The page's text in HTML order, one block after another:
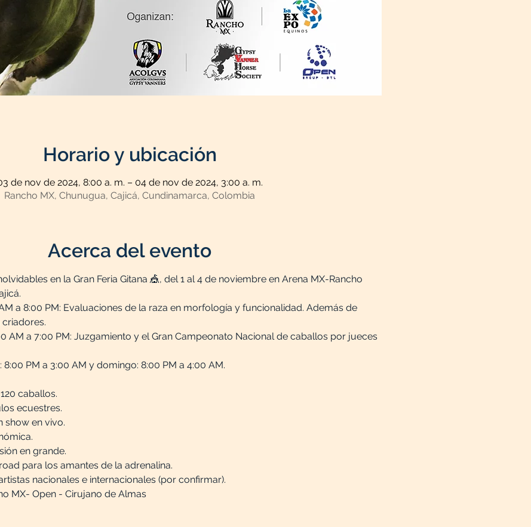
Horario y ubicación
de nov de 2024, 8:00 a. m. – 04 de nov de 2024, 3:00 a. m.
Rancho MX, Chunugua, Cajicá, Cundinamarca, Colombia
Acerca del evento
en la Gran Feria Gitana 🎪, del 1 al 4 de noviembre en Arena MX-Rancho
a 8:00 PM: Evaluaciones de la raza en morfología y funcionalidad. Además de
AM a 7:00 PM: Juzgamiento y el Gran Campeonato Nacional de caballos por jueces
8:00 PM a 3:00 AM y domingo: 8:00 PM a 4:00 AM.
caballos.
ecuestres.
show en vivo.
en grande.
para los amantes de la adrenalina.
nacionales e internacionales (por confirmar).
MX- Open - Cirujano de Almas